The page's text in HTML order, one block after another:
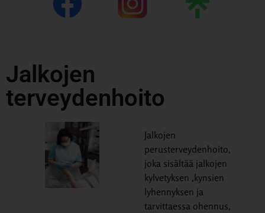
Jalkojen
terveydenhoito
Jalkojen
perusterveydenhoito,
joka sisältää jalkojen
kylvetyksen ,kynsien
lyhennyksen ja
tarvittaessa ohennus,